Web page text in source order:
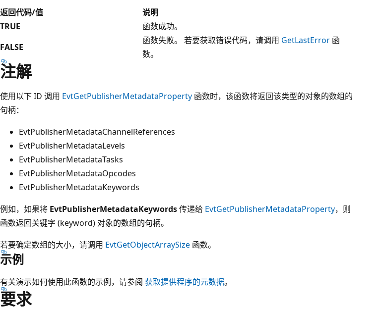
返回代码/值
说明
TRUE
函数成功。
FALSE
函数失败。 若要获取错误代码，请调用 GetLastError 函
数。
注解
使用以下 ID 调用 EvtGetPublisherMetadataProperty 函数时，该函数将返回该类型的对象的数组的
句柄：
EvtPublisherMetadataChannelReferences
EvtPublisherMetadataLevels
EvtPublisherMetadataTasks
EvtPublisherMetadataOpcodes
EvtPublisherMetadataKeywords
例如，如果将 EvtPublisherMetadataKeywords传递给 EvtGetPublisherMetadataProperty，则
函数返回关键字 (keyword) 对象的数组的句柄。
若要确定数组的大小，请调用 EvtGetObjectArraySize 函数。
示例
有关演示如何使用此函数的示例，请参阅 获取提供程序的元数据。
要求